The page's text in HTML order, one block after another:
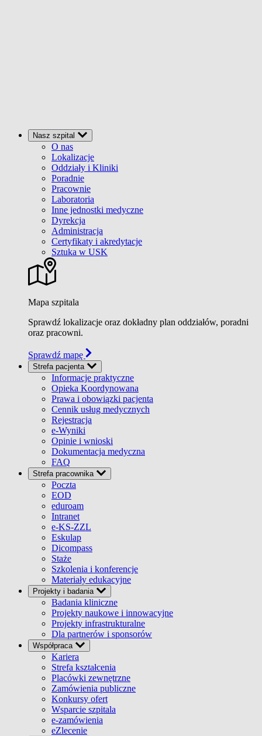
Nasz szpital
O nas
Lokalizacje
Oddziały i Kliniki
Poradnie
Pracownie
Laboratoria
Inne jednostki medyczne
Dyrekcja
Administracja
Certyfikaty i akredytacje
Sztuka w USK
Mapa szpitala
Sprawdź lokalizacje oraz dokładny plan oddziałów, poradni
oraz pracowni.
Sprawdź mapę
Strefa pacjenta
Informacje praktyczne
Opieka Koordynowana
Prawa i obowiązki pacjenta
Cennik usług medycznych
Rejestracja
e-Wyniki
Opinie i wnioski
Dokumentacja medyczna
FAQ
Strefa pracownika
Poczta
EOD
eduroam
Intranet
e-KS-ZZL
Eskulap
Dicompass
Staże
Szkolenia i konferencje
Materiały edukacyjne
Projekty i badania
Badania kliniczne
Projekty naukowe i innowacyjne
Projekty infrastrukturalne
Dla partnerów i sponsorów
Współpraca
Kariera
Strefa kształcenia
Placówki zewnętrzne
Zamówienia publiczne
Konkursy ofert
Wsparcie szpitala
e-zamówienia
eZlecenie